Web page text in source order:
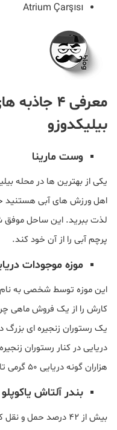
Atrium Çarşısı
معرفی ۴
بیلیکدوزو
وست مارینا
یکی از بهترین ها در محله
اهل ورزش های آبی هستنید
پرچم آبی را از آن خود کند.
موزه موجودات
کارش را از یک فروش ماهی
یک رستوران زنجیره ای
دریایی در کنار رستوران
هزاران گونه دریایی ۵۰ گرمی تا ۵۰۰ گرمی را مشاهده کنید.
بندر آلتاش یاکوپلو
بیش از ۴۲ درصد حمل